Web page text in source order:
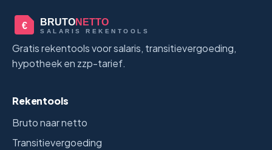
€ BRUTONETTO
SALARIS REKENTOOLS
Gratis rekentools voor salaris, transitievergoeding,
hypotheek en zzp-tarief.
Rekentools
Bruto naar netto
Transitievergoeding